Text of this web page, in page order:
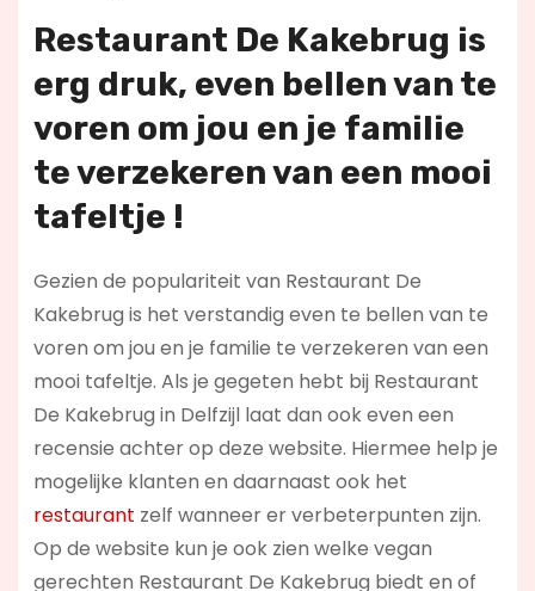
Restaurant De Kakebrug is
erg druk, even bellen van te
voren om jou en je familie
te verzekeren van een mooi
tafeltje !
Gezien de populariteit van Restaurant De
Kakebrug is het verstandig even te bellen van te
voren om jou en je familie te verzekeren van een
mooi tafeltje. Als je gegeten hebt bij Restaurant
De Kakebrug in Delfzijl laat dan ook even een
recensie achter op deze website. Hiermee help je
mogelijke klanten en daarnaast ook het
restaurant zelf wanneer er verbeterpunten zijn.
Op de website kun je ook zien welke vegan
gerechten Restaurant De Kakebrug biedt en of